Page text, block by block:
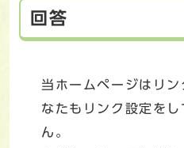
回答
当ホームページはリ
なたもリンク設定を
ん。